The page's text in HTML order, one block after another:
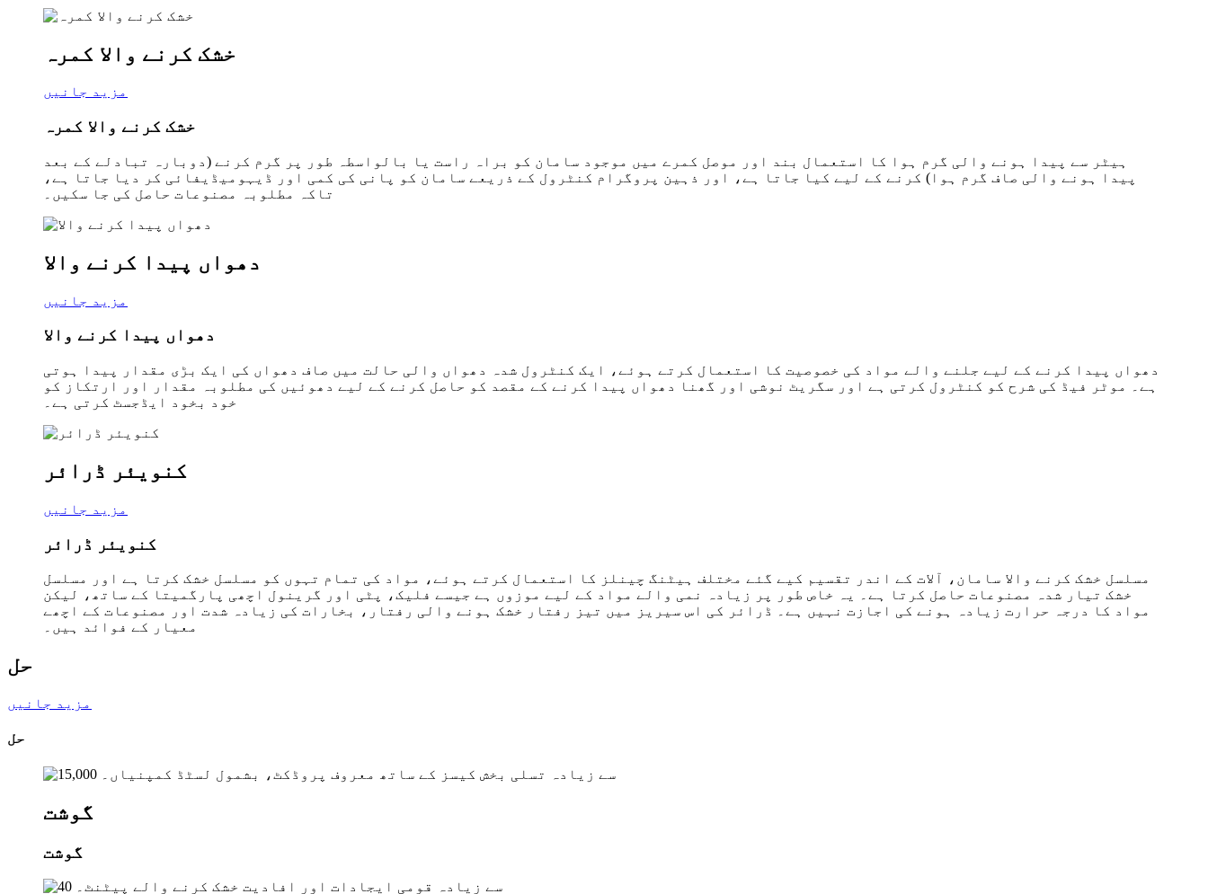
خشک کرنے والا کمرہ
مزید جانیں
خشک کرنے والا کمرہ
ہیٹر سے پیدا ہونے والی گرم ہوا کا استعمال بند اور موصل کمرے میں موجود سامان کو براہ راست یا بالواسطہ طور پر گرم کرنے (دوبارہ تبادلے کے بعد
پیدا ہونے والی صاف گرم ہوا) کرنے کے لیے کیا جاتا ہے، اور ذہین پروگرام کنٹرول کے ذریعے سامان کو پانی کی کمی اور ڈیہومیڈیفائی کر دیا جاتا ہے،
تاکہ مطلوبہ مصنوعات حاصل کی جا سکیں۔
دھواں پیدا کرنے والا
مزید جانیں
دھواں پیدا کرنے والا
دھواں پیدا کرنے کے لیے جلنے والے مواد کی خصوصیت کا استعمال کرتے ہوئے، ایک کنٹرول شدہ دھواں والی حالت میں صاف دھواں کی ایک بڑی مقدار پیدا ہوتی
ہے۔ موٹر فیڈ کی شرح کو کنٹرول کرتی ہے اور سگریٹ نوشی اور گھنا دھواں پیدا کرنے کے مقصد کو حاصل کرنے کے لیے دھوئیں کی مطلوبہ مقدار اور ارتکاز کو
خود بخود ایڈجسٹ کرتی ہے۔
کنویئر ڈرائر
مزید جانیں
کنویئر ڈرائر
مسلسل خشک کرنے والا سامان، آلات کے اندر تقسیم کیے گئے مختلف ہیٹنگ چینلز کا استعمال کرتے ہوئے، مواد کی تمام تہوں کو مسلسل خشک کرتا ہے اور مسلسل
خشک تیار شدہ مصنوعات حاصل کرتا ہے۔ یہ خاص طور پر زیادہ نمی والے مواد کے لیے موزوں ہے جیسے فلیک، پٹی اور گرینول اچھی پارگمیتا کے ساتھ، لیکن
مواد کا درجہ حرارت زیادہ ہونے کی اجازت نہیں ہے۔ ڈرائر کی اس سیریز میں تیز رفتار خشک ہونے والی رفتار، بخارات کی زیادہ شدت اور مصنوعات کے اچھے
معیار کے فوائد ہیں۔
حل
مزید جانیں
حل
گوشت
گوشت